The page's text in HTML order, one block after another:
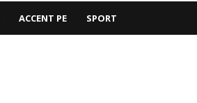
ACCENT PE SPORT